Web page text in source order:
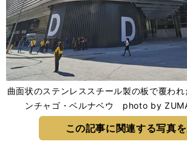
曲面状のステンレススチール製の板で覆わ
ンチャゴ・ベルナベウ photo by
この記事に関連する写真